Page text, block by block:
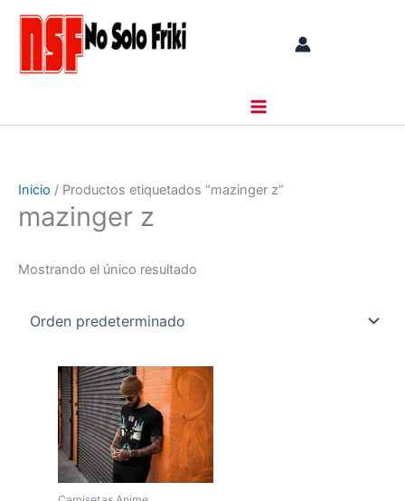
contenido
Inicio / Productos etiquetados “mazinger z”
mazinger z
Mostrando el único resultado
Este
producto
tiene
múltiples
variantes.
Las